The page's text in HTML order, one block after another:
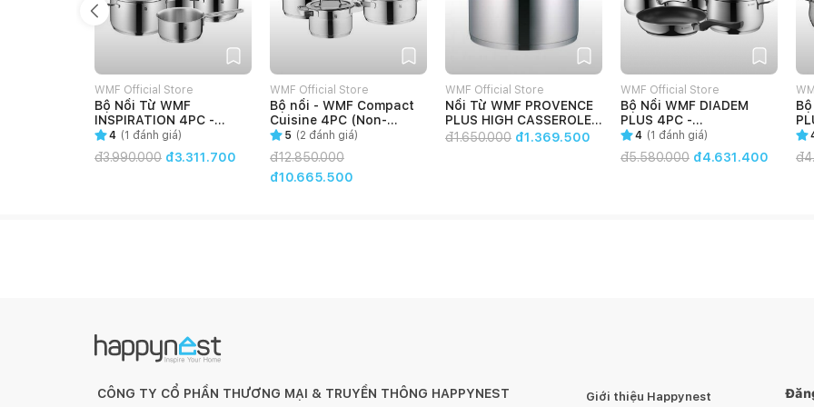
WMF Official Store
Bộ Nồi Từ WMF
INSPIRATION 4PC -
1730076380
4 (1 đánh giá)
đ3.990.000 đ3.311.700
WMF Official Store
Bộ nồi - WMF Compact
Cuisine 4PC (Non-
Stackable) -
0790046380
5 (2 đánh giá)
đ12.850.000
đ10.665.500
WMF Official Store
Nồi Từ WMF PROVENCE
PLUS HIGH CASSEROLE
24CM - 0722246380
đ1.650.000 đ1.369.500
WMF Official Store
Bộ Nồi WMF DIADEM
PLUS 4PC -
0730276040
4 (1 đánh giá)
đ5.580.000 đ4.631.400 đ
CÔNG TY CỔ PHẦN THƯƠNG MẠI & TRUYỀN THÔNG HAPPYNEST Giới thiệu Happynest